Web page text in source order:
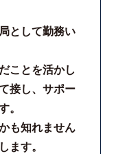
として勤務い
ことを活かし
接し、サポー
。
も知れません
ます。